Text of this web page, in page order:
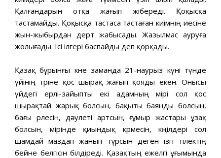
Қалғандарын отқа жағып жібереді. Қоқысқа
тастамайды. Қоқысқа тастаса тастаған киімнің иесіне
жын-жыбырдан дерт жабысады. Жазылмас ауруға
жолығады. Ісі ілгері баспайды деп қорқады.
Қазақ бұрынғы көне заманда 21-наурыз күні түнде
үйінің төріне қос шырақ жағып қояды екен. Онысы
үйдегі ерлі-зайыпты екі адамның өмірі сол қос
шырақтай жарық болсын, бақыты баянды болсын,
бағы өрлесін, дәулеті артсын, ғұмыр жастары ұзақ
болсын, өмірінде қиындық көрмесін, көңілдері сол
шамдай маздап жанып тұрсын деген ізгі тілектің
бейне белгісін білдіреді. Қазақтың ежелгі ұғымында